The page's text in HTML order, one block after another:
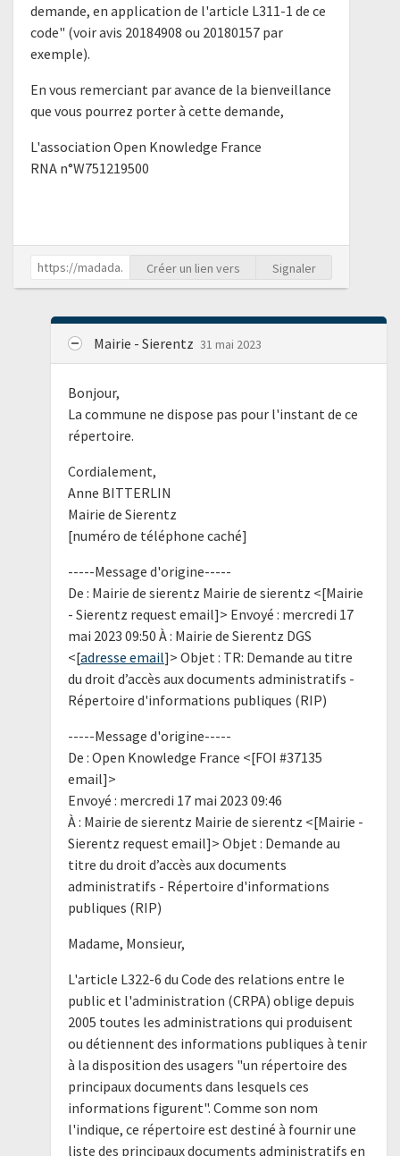
demande, en application de l'article L311-1 de ce
code" (voir avis 20184908 ou 20180157 par
exemple).
En vous remerciant par avance de la bienveillance
que vous pourrez porter à cette demande,
L'association Open Knowledge France
RNA n°W751219500
Créer un lien vers Signaler
Mairie - Sierentz 31 mai 2023
Bonjour,
La commune ne dispose pas pour l'instant de ce
répertoire.
Cordialement,
Anne BITTERLIN
Mairie de Sierentz
[numéro de téléphone caché]
-----Message d'origine-----
De : Mairie de sierentz Mairie de sierentz <[Mairie
- Sierentz request email]> Envoyé : mercredi 17
mai 2023 09:50 À : Mairie de Sierentz DGS
<[adresse email]> Objet : TR: Demande au titre
du droit d’accès aux documents administratifs -
Répertoire d'informations publiques (RIP)
-----Message d'origine-----
De : Open Knowledge France <[FOI #37135
email]>
Envoyé : mercredi 17 mai 2023 09:46
À : Mairie de sierentz Mairie de sierentz <[Mairie -
Sierentz request email]> Objet : Demande au
titre du droit d’accès aux documents
administratifs - Répertoire d'informations
publiques (RIP)
Madame, Monsieur,
L'article L322-6 du Code des relations entre le
public et l'administration (CRPA) oblige depuis
2005 toutes les administrations qui produisent
ou détiennent des informations publiques à tenir
à la disposition des usagers "un répertoire des
principaux documents dans lesquels ces
informations figurent". Comme son nom
l'indique, ce répertoire est destiné à fournir une
liste des principaux documents administratifs en